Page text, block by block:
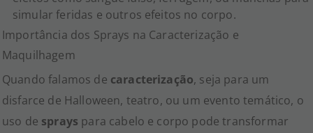
simular feridas e outros efeitos no corpo.
Importância dos Sprays na Caracterização e
Maquilhagem
Quando falamos de caracterização, seja para um
disfarce de Halloween, teatro, ou um evento temático, o
uso de sprays para cabelo e corpo pode transformar